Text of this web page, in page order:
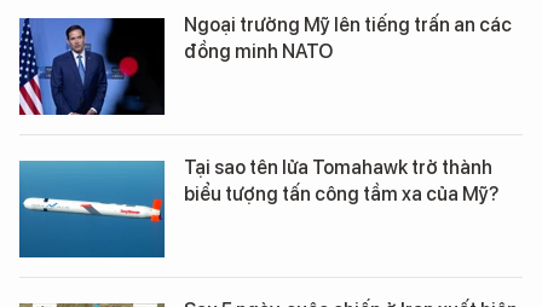
Ngoại trưởng Mỹ lên tiếng trấn an các
đồng minh NATO
Tại sao tên lửa Tomahawk trở thành
biểu tượng tấn công tầm xa của Mỹ?